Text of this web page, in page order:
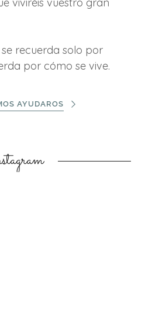
recuerda solo por
por cómo se vive.
AYUDAROS